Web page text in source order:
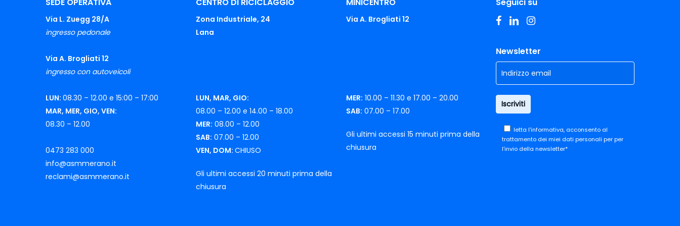
Via L. Zuegg 28/A
ingresso pedonale
Via A. Brogliati 12
ingresso con autoveicoli
LUN: 08.30 – 12.00 e 15:00 – 17:00
MAR, MER, GIO, VEN:
08.30 – 12.00
0473 283 000
info@asmmerano.it
reclami@asmmerano.it
Zona Industriale, 24
Lana
LUN, MAR, GIO:
08.00 – 12.00 e 14.00 – 18.00
MER: 08.00 – 12.00
SAB: 07.00 – 12.00
VEN, DOM: CHIUSO
Gli ultimi accessi 20 minuti prima della
chiusura
Via A. Brogliati 12
MER: 10.00 – 11.30 e 17.00 – 20.00
SAB: 07.00 – 17.00
Gli ultimi accessi 15 minuti prima della
chiusura
facebook
linkedininstagram
Newsletter
letta l'informativa,acconsento al
trattamento dei miei dati personali per per
l’invio della newsletter*